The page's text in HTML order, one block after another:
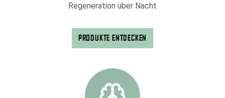
Regeneration über Nacht
PRODUKTE ENTDECKEN